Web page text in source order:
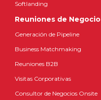
Softlanding
Reuniones de Negocio
Generación de Pipeline
Business Matchmaking
Reuniones B2B
Visitas Corporativas
Consultor de Negocios Onsite